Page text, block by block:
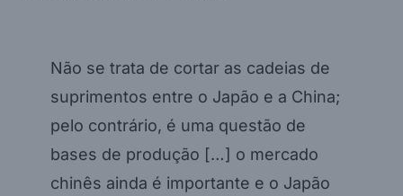
Não se trata de cortar as cadeias de
suprimentos entre o Japão e a China;
pelo contrário, é uma questão de
bases de produção […] o mercado
chinês ainda é importante e o Japão